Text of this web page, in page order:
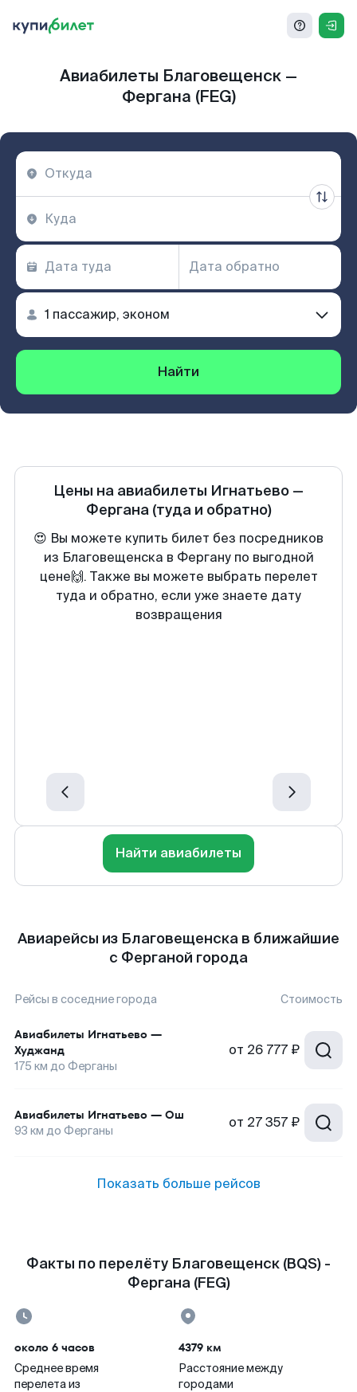
Авиабилеты Благовещенск —
Фергана (FEG)
Найти
Цены на авиабилеты Игнатьево —
Фергана (туда и обратно)
😍 Вы можете купить билет без посредников
из Благовещенска в Фергану по выгодной
цене🙌. Также вы можете выбрать перелет
туда и обратно, если уже знаете дату
возвращения
Найти авиабилеты
Авиарейсы из Благовещенска в ближайшие
с Ферганой города
Рейсы в соседние города Стоимость
Авиабилеты Игнатьево —
Худжанд
175 км до Ферганы
от 26 777 ₽
Авиабилеты Игнатьево — Ош
93 км до Ферганы от 27 357 ₽
Показать больше рейсов
Факты по перелёту Благовещенск (BQS) -
Фергана (FEG)
около 6 часов
Среднее время
перелета из
4379 км
Расстояние между
городами